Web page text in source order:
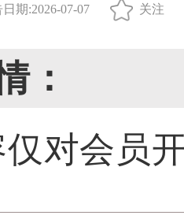
期:2026-07-07 关注
：
对会员